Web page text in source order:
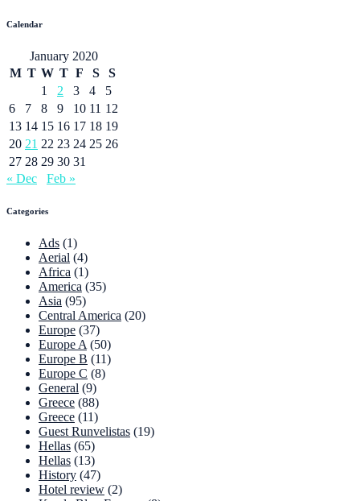
Calendar
January 2020
M T W T F S
S
1
2 3 4
5
6
7 8 9 10 11 12
13 14 15 16 17 18 19
20 21 22 23 24 25 26
27 28 29 30 31
« Dec
Feb »
Categories
Ads (1)
Aerial (4)
Africa (1)
America (35)
Asia (95)
Central America (20)
Europe (37)
Europe A (50)
Europe B (11)
Europe C (8)
General (9)
Greece (88)
Greece (11)
Guest Runvelistas (19)
Hellas (65)
Hellas (13)
History (47)
Hotel review (2)